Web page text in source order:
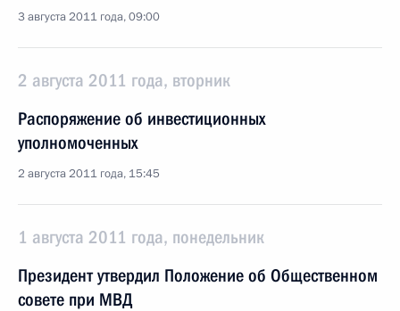
3 августа 2011 года, 09:00
2 августа 2011 года, вторник
Распоряжение об инвестиционных
уполномоченных
2 августа 2011 года, 15:45
1 августа 2011 года, понедельник
Президент утвердил Положение об Общественном
совете при МВД